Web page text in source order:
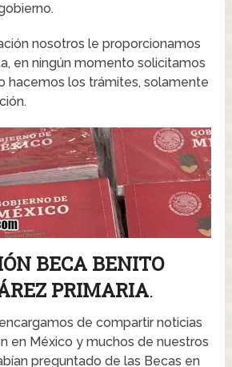
nosotros le proporcionamos
en ningún momento solicitamos
hacemos los trámites, solamente
BECA BENITO
PRIMARIA.
de compartir noticias
en México y muchos de nuestros
preguntado de las Becas en